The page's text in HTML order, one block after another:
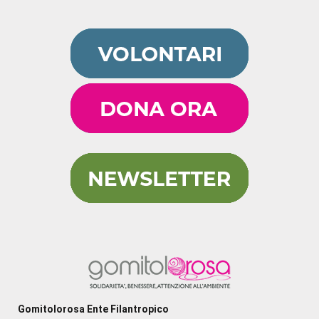
Gomitolorosa Ente Filantropico